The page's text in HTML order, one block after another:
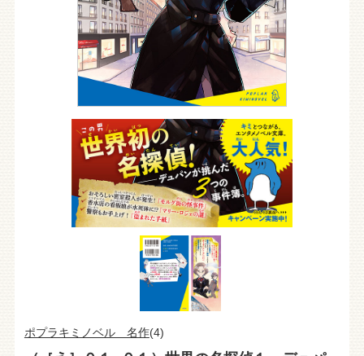
ポプラキミノベル 名作(4)